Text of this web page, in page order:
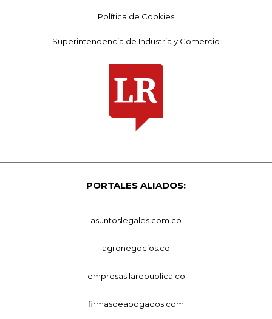
Política de Cookies
Superintendencia de Industria y Comercio
PORTALES ALIADOS:
asuntoslegales.com.co
agronegocios.co
empresas.larepublica.co
firmasdeabogados.com